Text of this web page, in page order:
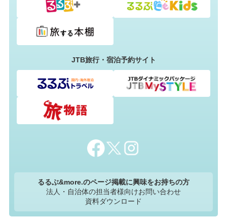
JTB旅行・宿泊予約サイト
るるぶ&more.のページ掲載に興味をお持ちの方
法人・自治体の担当者様向けお問い合わせ
資料ダウンロード